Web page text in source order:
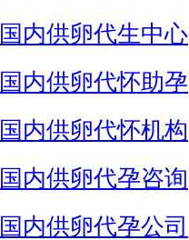
国内供卵代生中心
国内供卵代怀助孕
国内供卵代怀机构
国内供卵代孕咨询
国内供卵代孕公司